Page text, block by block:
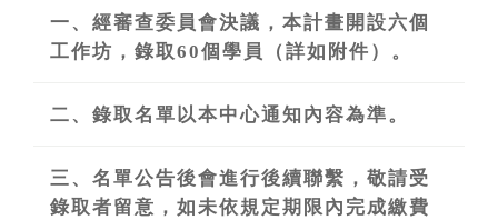
一、經審查委員會決議，本計畫開設六個
工作坊，錄取60個學員（詳如附件）。
二、錄取名單以本中心通知內容為準。
三、名單公告後會進行後續聯繫，敬請受
錄取者留意，如未依規定期限內完成繳費